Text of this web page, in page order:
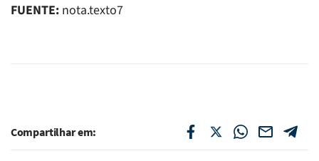
FUENTE: nota.texto7
Compartilhar em: